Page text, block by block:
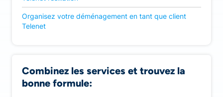
Organisez votre déménagement en tant que client
Telenet
Combinez les services et trouvez la
bonne formule: